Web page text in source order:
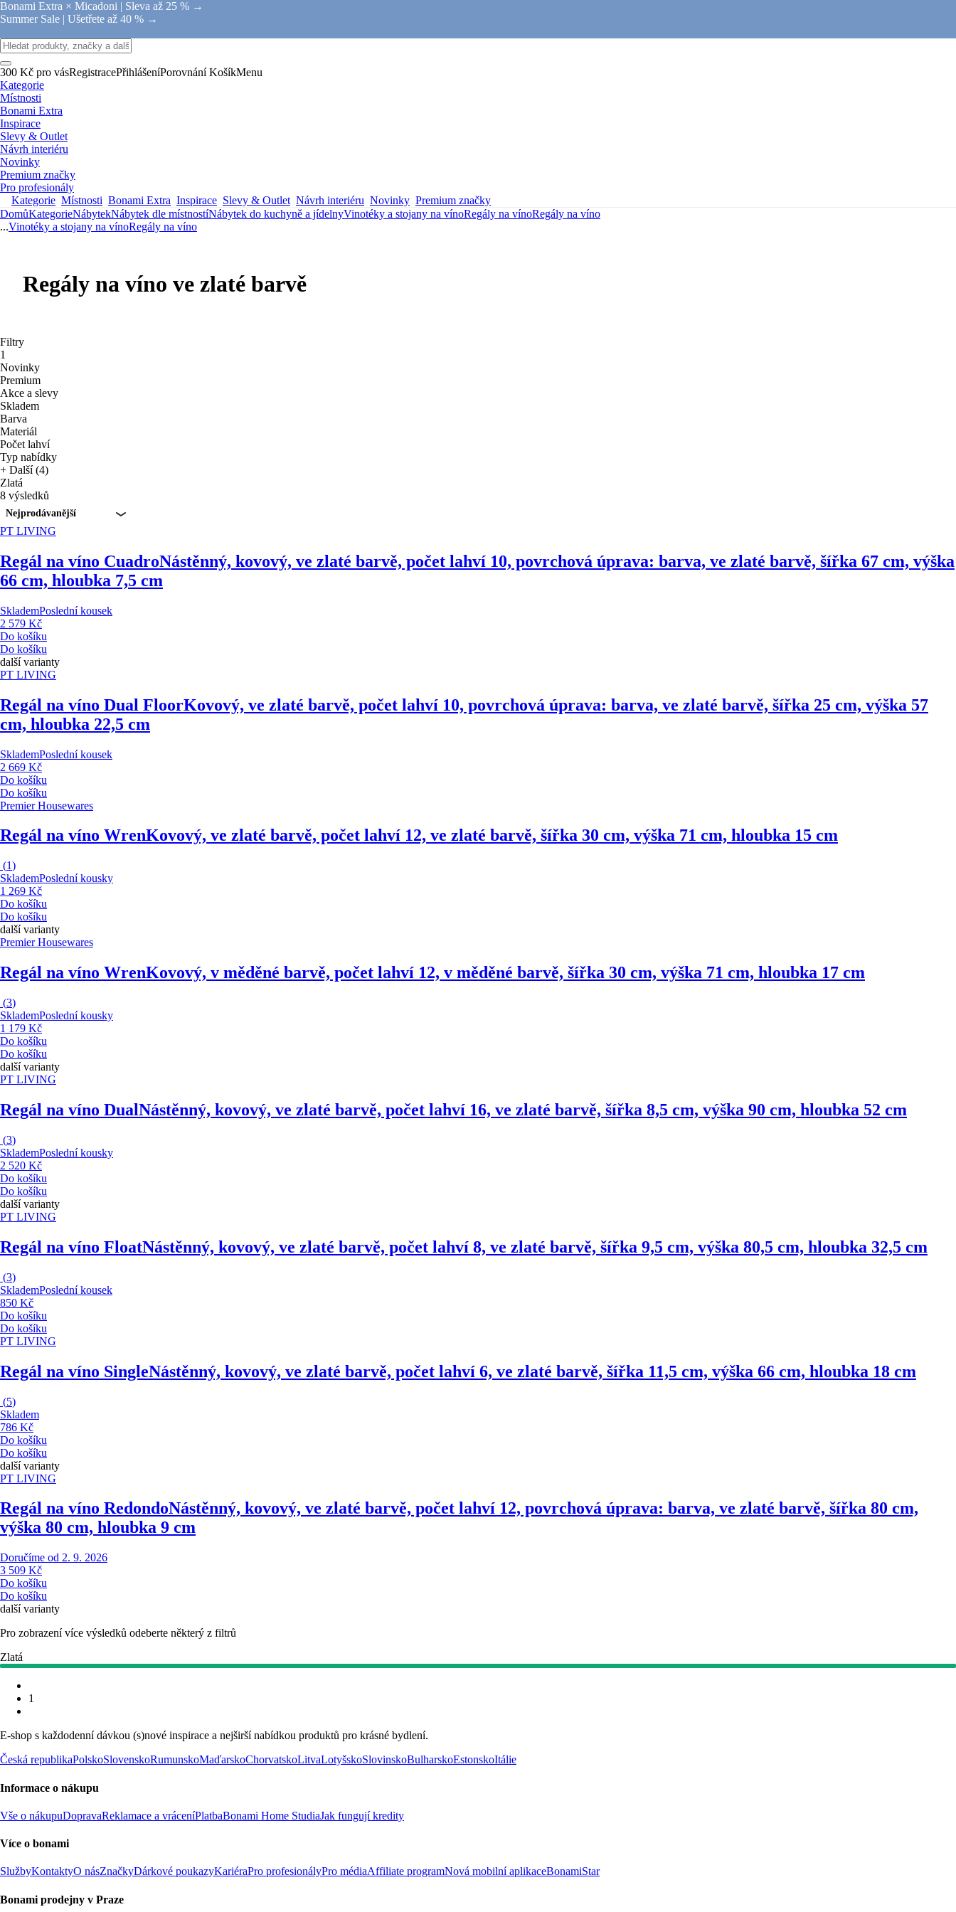
Bonami Extra × Micadoni | Sleva až 25 % →
Summer Sale | Ušetřete až 40 % →
300 Kč pro vásRegistracePřihlášeníPorovnání KošíkMenu
Kategorie
Místnosti
Bonami Extra
Inspirace
Slevy & Outlet
Návrh interiéru
Novinky
Premium značky
Pro profesionály
Kategorie Místnosti Bonami Extra Inspirace Slevy & Outlet Návrh interiéru Novinky Premium značky
DomůKategorieNábytekNábytek dle místnostíNábytek do kuchyně a jídelnyVinotéky a stojany na vínoRegály na vínoRegály na víno
...Vinotéky a stojany na vínoRegály na víno
Regály na víno ve zlaté barvě
Filtry
1
Novinky
Premium
Akce a slevy
Skladem
Barva
Materiál
Počet lahví
Typ nabídky
+ Další (4)
Zlatá
8 výsledků
Nejprodávanější
PT LIVING
Regál na víno CuadroNástěnný, kovový, ve zlaté barvě, počet lahví 10, povrchová úprava: barva, ve zlaté barvě, šířka 67 cm, výška
66 cm, hloubka 7,5 cm
SklademPoslední kousek
2 579 Kč
Do košíku
Do košíku
další varianty
PT LIVING
Regál na víno Dual FloorKovový, ve zlaté barvě, počet lahví 10, povrchová úprava: barva, ve zlaté barvě, šířka 25 cm, výška 57
cm, hloubka 22,5 cm
SklademPoslední kousek
2 669 Kč
Do košíku
Do košíku
Premier Housewares
Regál na víno WrenKovový, ve zlaté barvě, počet lahví 12, ve zlaté barvě, šířka 30 cm, výška 71 cm, hloubka 15 cm
(1)
SklademPoslední kousky
1 269 Kč
Do košíku
Do košíku
další varianty
Premier Housewares
Regál na víno WrenKovový, v měděné barvě, počet lahví 12, v měděné barvě, šířka 30 cm, výška 71 cm, hloubka 17 cm
(3)
SklademPoslední kousky
1 179 Kč
Do košíku
Do košíku
další varianty
PT LIVING
Regál na víno DualNástěnný, kovový, ve zlaté barvě, počet lahví 16, ve zlaté barvě, šířka 8,5 cm, výška 90 cm, hloubka 52 cm
(3)
SklademPoslední kousky
2 520 Kč
Do košíku
Do košíku
další varianty
PT LIVING
Regál na víno FloatNástěnný, kovový, ve zlaté barvě, počet lahví 8, ve zlaté barvě, šířka 9,5 cm, výška 80,5 cm, hloubka 32,5 cm
(3)
SklademPoslední kousek
850 Kč
Do košíku
Do košíku
PT LIVING
Regál na víno SingleNástěnný, kovový, ve zlaté barvě, počet lahví 6, ve zlaté barvě, šířka 11,5 cm, výška 66 cm, hloubka 18 cm
(5)
Skladem
786 Kč
Do košíku
Do košíku
další varianty
PT LIVING
Regál na víno RedondoNástěnný, kovový, ve zlaté barvě, počet lahví 12, povrchová úprava: barva, ve zlaté barvě, šířka 80 cm,
výška 80 cm, hloubka 9 cm
Doručíme od 2. 9. 2026
3 509 Kč
Do košíku
Do košíku
další varianty
Pro zobrazení více výsledků odeberte některý z filtrů
Zlatá
1
E-shop s každodenní dávkou (s)nové inspirace a nejširší nabídkou produktů pro krásné bydlení.
Česká republikaPolskoSlovenskoRumunskoMaďarskoChorvatskoLitvaLotyšskoSlovinskoBulharskoEstonskoItálie
Informace o nákupu
Vše o nákupuDopravaReklamace a vráceníPlatbaBonami Home StudiaJak fungují kredity
Více o bonami
SlužbyKontaktyO násZnačkyDárkové poukazyKariéraPro profesionályPro médiaAffiliate programNová mobilní aplikaceBonamiStar
Bonami prodejny v Praze